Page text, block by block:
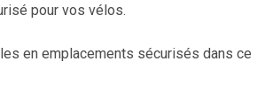
pour vos vélos.
en emplacements sécurisés dans ce